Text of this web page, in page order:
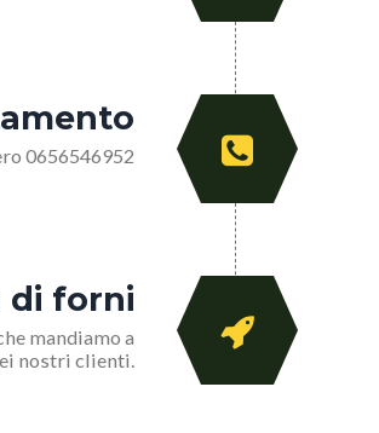
0656546952
di forni
mandiamo a
nostri clienti.